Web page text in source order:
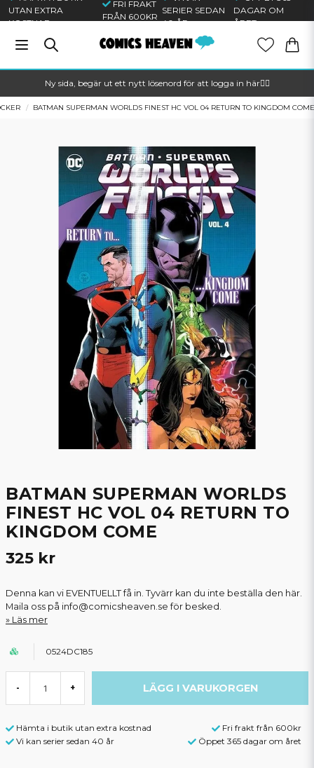
UTAN EXTRA
KOSTNAD
FRI FRAKT
FRÅN 600KR
SERIER SEDAN
40 ÅR
DAGAR OM
ÅRET
Ny sida, begär ut ett nytt lösenord för att logga in här🦸‍♂️
BATMAN SUPERMAN WORLDS FINEST HC VOL 04 RETURN TO KINGDOM
BATMAN SUPERMAN WORLDS
FINEST HC VOL 04 RETURN TO
KINGDOM COME
325 kr
Denna kan vi EVENTUELLT få in. Tyvärr kan du inte beställa den här.
Maila oss på info@comicsheaven.se för besked.
Läs mer
0524DC185
- + LÄGG I VARUKORGEN
Hämta i butik utan extra kostnad
Fri frakt från 600kr
Vi kan serier sedan 40 år
Öppet 365 dagar om året